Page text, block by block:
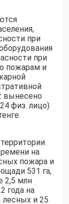
при
при
пожарам и
вынесено
физ. лицо)
на
пожара и
531 га,
2,5 млн
года на
лесных и 25